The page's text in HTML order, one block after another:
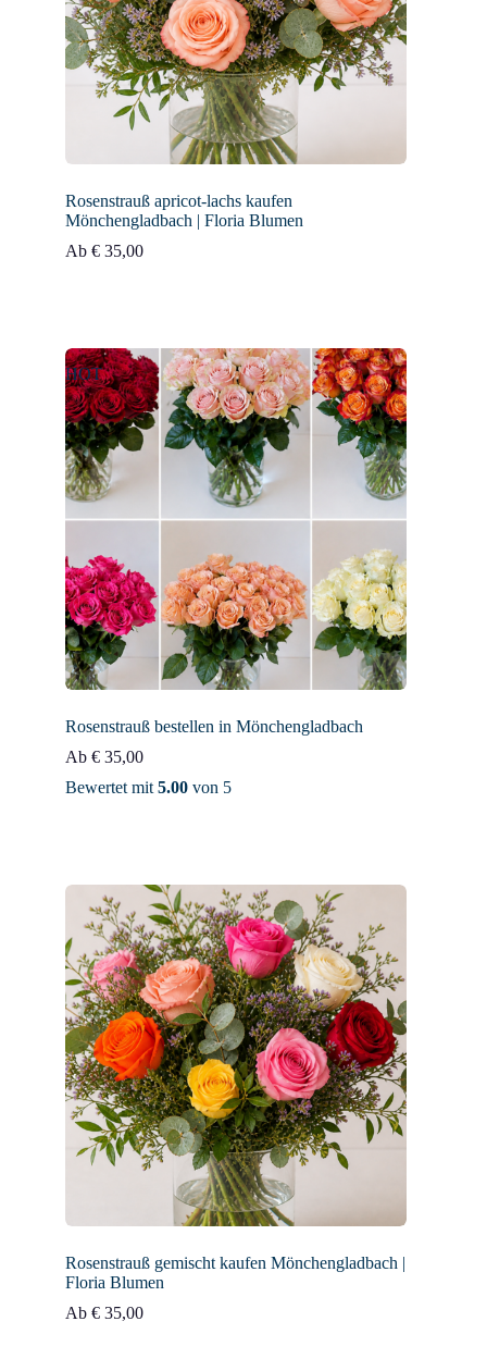
Rosenstrauß apricot-lachs kaufen
Mönchengladbach | Floria Blumen
Ab € 35,00
HOT
Rosenstrauß bestellen in Mönchengladbach
Ab € 35,00
Bewertet mit 5.00 von 5
Rosenstrauß gemischt kaufen Mönchengladbach |
Floria Blumen
Ab € 35,00